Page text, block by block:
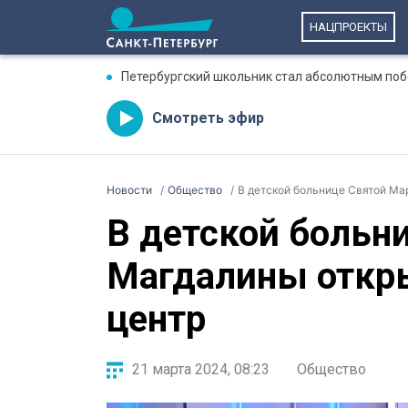
НАЦПРОЕКТЫ
Петербургский школьник стал абсолютным
Смотреть эфир
Новости Общество В детской больнице Святой
В детской
Магдалины
центр
21 марта 2024, 08:23 Общество